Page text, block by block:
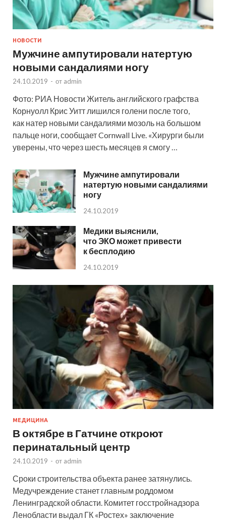
НОВОСТИ
Мужчине ампутировали натертую
новыми сандалиями ногу
24.10.2019 - от admin
Фото: РИА Новости Житель английского графства
Корнуолл Крис Уитт лишился голени после того,
как натер новыми сандалиями мозоль на большом
пальце ноги, сообщает Cornwall Live. «Хирурги были
уверены, что через шесть месяцев я смогу …
Мужчине ампутировали
натертую новыми сандалиями
ногу
24.10.2019
Медики выяснили,
что ЭКО может привести
к бесплодию
24.10.2019
МЕДИЦИНА
В октябре в Гатчине откроют
перинатальный центр
24.10.2019 - от admin
Сроки строительства объекта ранее затянулись.
Медучреждение станет главным роддомом
Ленинградской области. Комитет госстройнадзора
Ленобласти выдал ГК «Ростех» заключение